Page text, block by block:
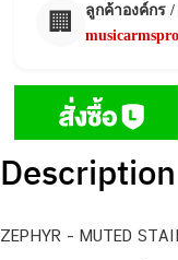
🏢
ลูกค้าองค์กร
Description
ZEPHYR – MUTED